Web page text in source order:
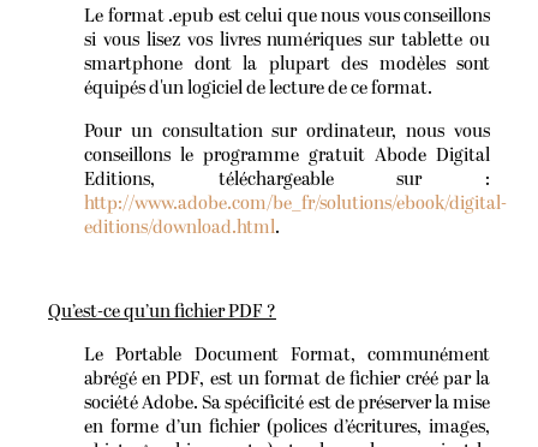
Le format .epub est celui que nous vous conseillons
si vous lisez vos livres numériques sur tablette ou
smartphone dont la plupart des modèles sont
équipés d'un logiciel de lecture de ce format.
Pour un consultation sur ordinateur, nous vous
conseillons le programme gratuit Abode Digital
Editions, téléchargeable sur :
http://www.adobe.com/be_fr/solutions/ebook/digital-
editions/download.html.
Qu’est-ce qu’un fichier PDF ?
Le Portable Document Format, communément
abrégé en PDF, est un format de fichier créé par la
société Adobe. Sa spécificité est de préserver la mise
en forme d’un fichier (polices d’écritures, images,